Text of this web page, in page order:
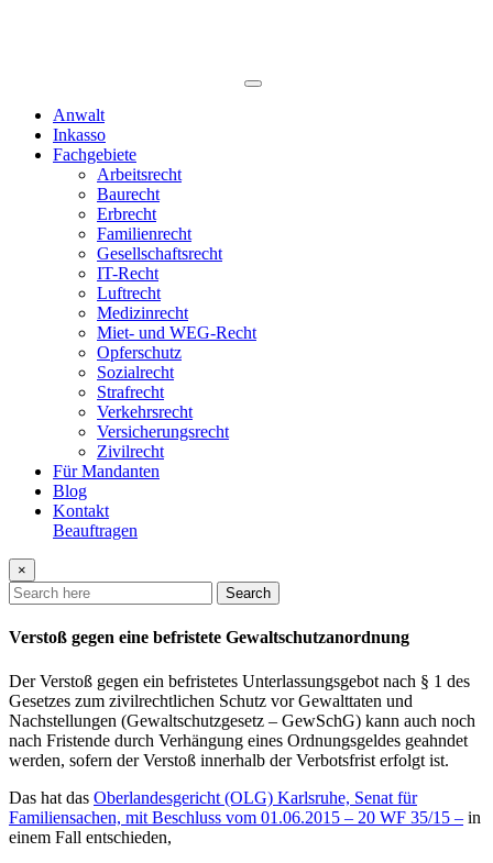
Anwalt
Inkasso
Fachgebiete
Arbeitsrecht
Baurecht
Erbrecht
Familienrecht
Gesellschaftsrecht
IT-Recht
Luftrecht
Medizinrecht
Miet- und WEG-Recht
Opferschutz
Sozialrecht
Strafrecht
Verkehrsrecht
Versicherungsrecht
Zivilrecht
Für Mandanten
Blog
Kontakt
Beauftragen
×
Search
Verstoß gegen eine befristete Gewaltschutzanordnung
Der Verstoß gegen ein befristetes Unterlassungsgebot nach § 1 des
Gesetzes zum zivilrechtlichen Schutz vor Gewalttaten und
Nachstellungen (Gewaltschutzgesetz – GewSchG) kann auch noch
nach Fristende durch Verhängung eines Ordnungsgeldes geahndet
werden, sofern der Verstoß innerhalb der Verbotsfrist erfolgt ist.
Das hat das Oberlandesgericht (OLG) Karlsruhe, Senat für
Familiensachen, mit Beschluss vom 01.06.2015 – 20 WF 35/15 – in
einem Fall entschieden,